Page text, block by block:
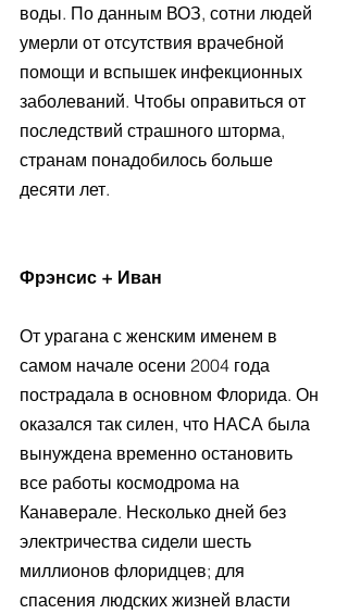
воды. По данным ВОЗ, сотни людей
умерли от отсутствия врачебной
помощи и вспышек инфекционных
заболеваний. Чтобы оправиться от
последствий страшного шторма,
странам понадобилось больше
десяти лет.
Фрэнсис + Иван
От урагана с женским именем в
самом начале осени 2004 года
пострадала в основном Флорида. Он
оказался так силен, что НАСА была
вынуждена временно остановить
все работы космодрома на
Канаверале. Несколько дней без
электричества сидели шесть
миллионов флоридцев; для
спасения людских жизней власти